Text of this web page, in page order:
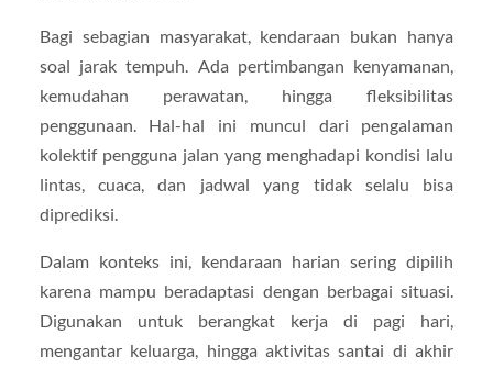
Bagi sebagian masyarakat, kendaraan bukan hanya
soal jarak tempuh. Ada pertimbangan kenyamanan,
kemudahan perawatan, hingga fleksibilitas
penggunaan. Hal-hal ini muncul dari pengalaman
kolektif pengguna jalan yang menghadapi kondisi lalu
lintas, cuaca, dan jadwal yang tidak selalu bisa
diprediksi.
Dalam konteks ini, kendaraan harian sering dipilih
karena mampu beradaptasi dengan berbagai situasi.
Digunakan untuk berangkat kerja di pagi hari,
mengantar keluarga, hingga aktivitas santai di akhir